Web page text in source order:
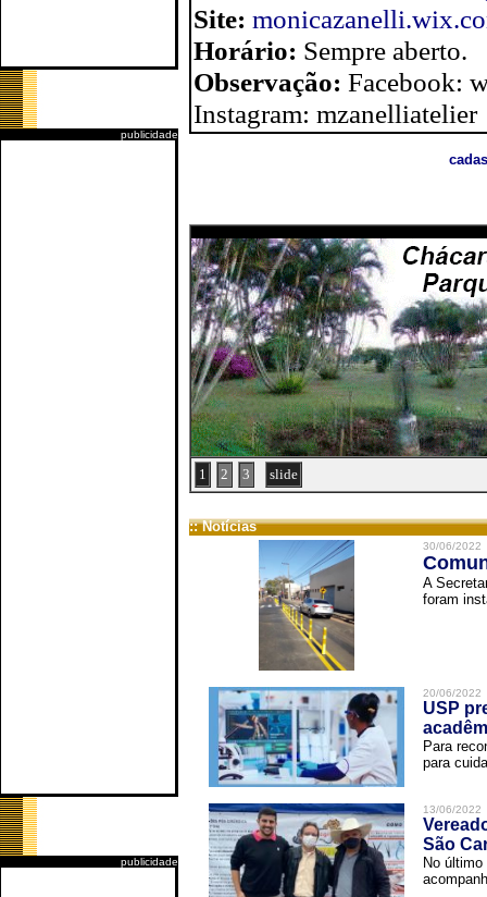
publicidade
publicidade
Site:
Horário: Sempre aberto.
Observação: Facebook:
Instagram: mzanelliatelier
1 2 3 slide
:: Notícias
30/06/2022
A
foram
20/06/2022
USP
Para
para
13/06/2022
São
No